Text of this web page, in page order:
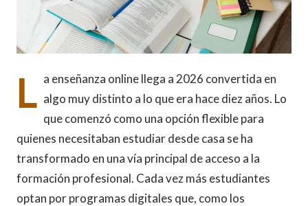
L a enseñanza online llega a 2026 convertida en
algo muy distinto a lo que era hace diez años. Lo
que comenzó como una opción flexible para
quienes necesitaban estudiar desde casa se ha
transformado en una vía principal de acceso a la
formación profesional. Cada vez más estudiantes
optan por programas digitales que, como los